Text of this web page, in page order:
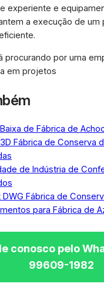
experiente e
a execução de um
procurando por uma
em projetos
de Fábrica de
Fábrica de Conserva
de Indústria de
DWG Fábrica de
para Fábrica de
conosco pelo
99609-1982